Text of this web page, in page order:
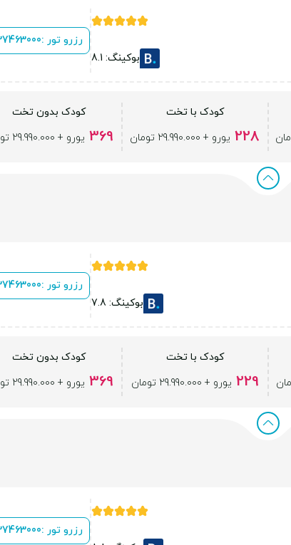
بوکینگ: 8.1
رزرو تور :
کودک با تخت
228 یورو + 29.990.000 تومان
کودک بدون تخت
369 یورو + 29.990.000 تومان
بوکینگ: 7.8
رزرو تور :
کودک با تخت
229 یورو + 29.990.000 تومان
کودک بدون تخت
369 یورو + 29.990.000 تومان
رزرو تور :